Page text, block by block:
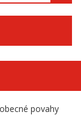
povahy